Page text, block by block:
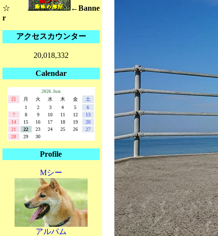
☆
←Banne
r
アクセスカウンター
20,018,332
Calendar
2026 Jun
日
月 火 水 木 金
土
1
2 3 4 5
6
7
8 9 10 11 12
13
14
15 16 17 18 19
20
21
22 23 24 25 26
27
28
29 30
Profile
Mシー
アルバム